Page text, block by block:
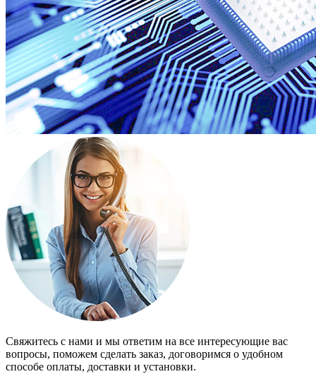
Свяжитесь с нами и мы ответим на все интересующие вас
вопросы, поможем сделать заказ, договоримся о удобном
способе оплаты, доставки и установки.